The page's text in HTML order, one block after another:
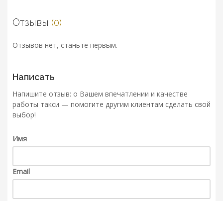
Отзывы (0)
Отзывов нет, станьте первым.
Написать
Напишите отзыв: о Вашем впечатлении и качестве
работы такси — помогите другим клиентам сделать свой
выбор!
Имя
Email